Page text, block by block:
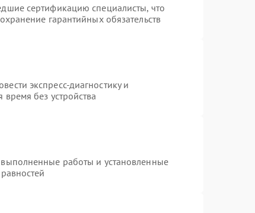
сертификацию специалисты, что
гарантийных обязательств
экспресс-диагностику и
без устройства
выполненные работы и установленные